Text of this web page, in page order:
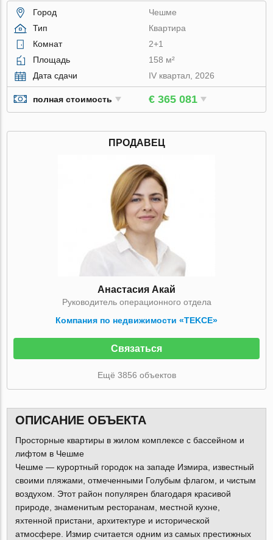
Город
Чешме
Тип
Квартира
Комнат
2+1
Площадь
158 м²
Дата сдачи
IV квартал, 2026
полная стоимость € 365 081
ПРОДАВЕЦ
Анастасия Акай
Руководитель операционного отдела
Компания по недвижимости «TEKCE»
Связаться
Ещё 3856 объектов
ОПИСАНИЕ ОБЪЕКТА
Просторные квартиры в жилом комплексе с бассейном и
лифтом в Чешме
Чешме — курортный городок на западе Измира, известный
своими пляжами, отмеченными Голубым флагом, и чистым
воздухом. Этот район популярен благодаря красивой
природе, знаменитым ресторанам, местной кухне,
яхтенной пристани, архитектуре и исторической
атмосфере. Измир считается одним из самых престижных